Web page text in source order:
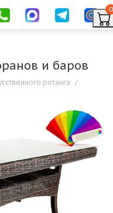
0
и баров
ротанга /